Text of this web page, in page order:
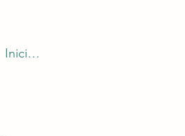
Iniciar sesión